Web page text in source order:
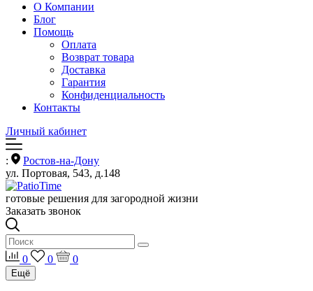
О Компании
Блог
Помощь
Оплата
Возврат товара
Доставка
Гарантия
Конфиденциальность
Контакты
Личный кабинет
:
Ростов-на-Дону
ул. Портовая, 543, д.148
готовые решения для загородной жизни
Заказать звонок
0 0 0
Ещё